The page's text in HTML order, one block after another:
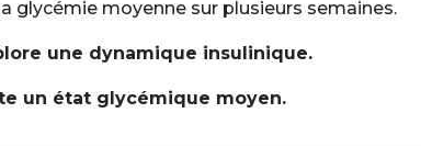
glycémie moyenne sur plusieurs semaines.
une dynamique insulinique.
un état glycémique moyen.